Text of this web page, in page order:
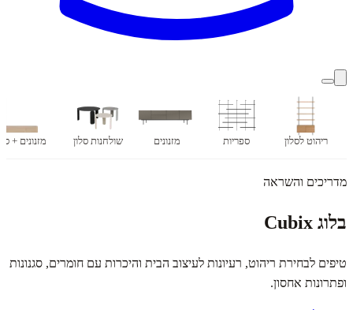
ריהוט לסלון ספריות מזנונים שולחנות סלון מזנונים +
מדריכים והשראה
בלוג Cubix
טיפים לבחירת ריהוט, רעיונות לעיצוב הבית והיכרות עם חומרים, סגנונות
ופתרונות אחסון.